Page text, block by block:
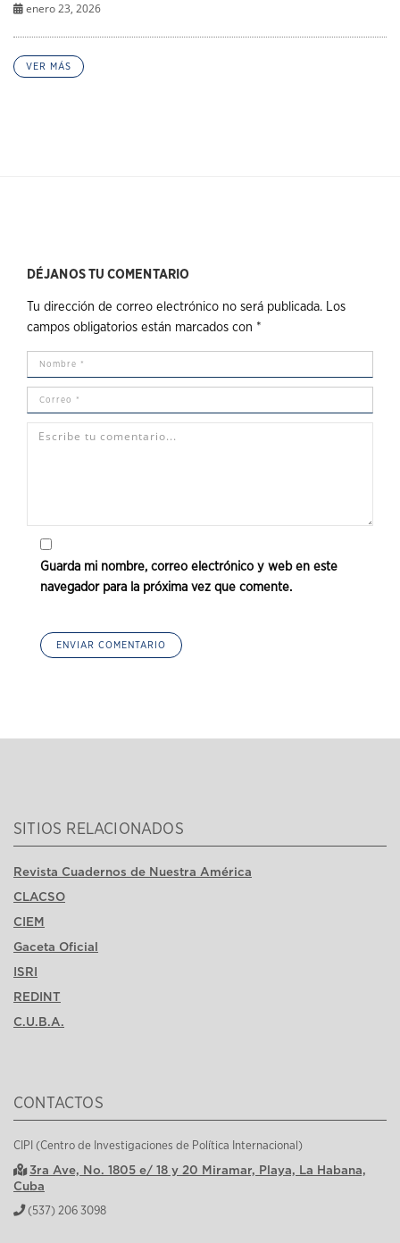
enero 23, 2026
VER MÁS
DÉJANOS TU COMENTARIO
Tu dirección de correo electrónico no será publicada. Los
campos obligatorios están marcados con *
Guarda mi nombre, correo electrónico y web en este
navegador para la próxima vez que comente.
SITIOS RELACIONADOS
Revista Cuadernos de Nuestra América
CLACSO
CIEM
Gaceta Oficial
ISRI
REDINT
C.U.B.A.
CONTACTOS
CIPI (Centro de Investigaciones de Política Internacional)
3ra Ave, No. 1805 e/ 18 y 20 Miramar, Playa, La Habana,
Cuba
(537) 206 3098